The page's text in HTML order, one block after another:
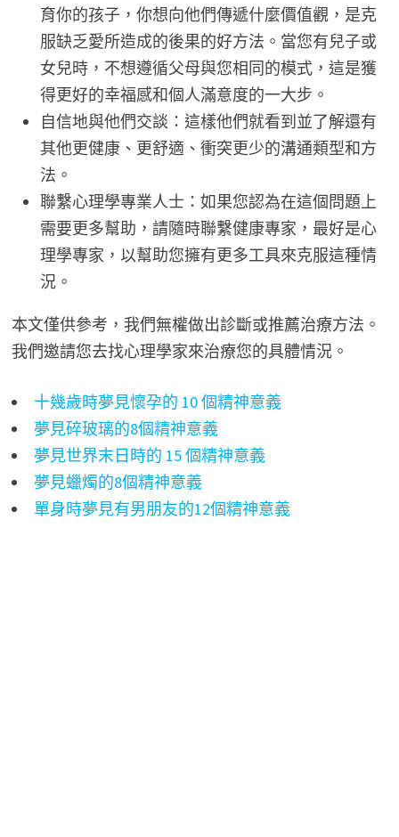
育你的孩子，你想向他們傳遞什麼價值觀，是克
服缺乏愛所造成的後果的好方法。當您有兒子或
女兒時，不想遵循父母與您相同的模式，這是獲
得更好的幸福感和個人滿意度的一大步。
自信地與他們交談：這樣他們就看到並了解還有
其他更健康、更舒適、衝突更少的溝通類型和方
法。
聯繫心理學專業人士：如果您認為在這個問題上
需要更多幫助，請隨時聯繫健康專家，最好是心
理學專家，以幫助您擁有更多工具來克服這種情
況。
本文僅供參考，我們無權做出診斷或推薦治療方法。
我們邀請您去找心理學家來治療您的具體情況。
十幾歲時夢見懷孕的 10 個精神意義
夢見碎玻璃的8個精神意義
夢見世界末日時的 15 個精神意義
夢見蠟燭的8個精神意義
單身時夢見有男朋友的12個精神意義